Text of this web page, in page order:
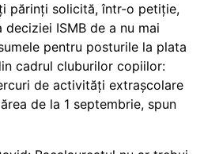
părinți solicită, într-o petiție,
deciziei ISMB de a nu mai
pentru posturile la plata
cadrul cluburilor copiilor:
de activități extrașcolare
de la 1 septembrie, spun